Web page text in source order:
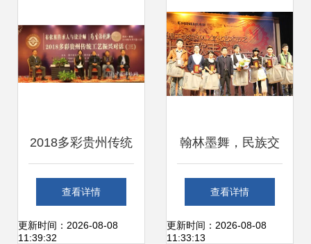
2018多彩贵州传统
工艺 布依族传承人
与设计师为生活创
查看详情
更新时间：2026-08-08
11:39:32
翰林墨舞，民族交
响——东莞理工学
院文艺想象与文化
查看详情
更新时间：2026-08-08
11:33:13